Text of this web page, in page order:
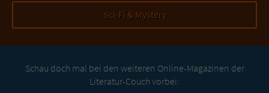
Sci-Fi & Mystery
Schau doch mal bei den weiteren Online-Magazinen der
Literatur-Couch vorbei: